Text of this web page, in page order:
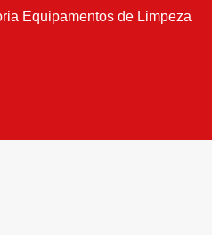
Equipamentos de Limpeza